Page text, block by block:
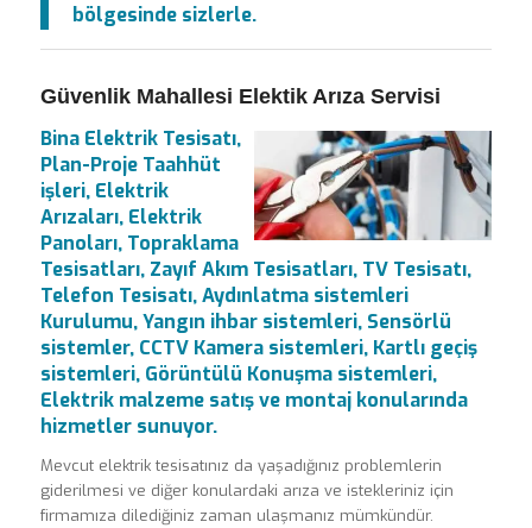
bölgesinde sizlerle.
Güvenlik Mahallesi Elektik Arıza Servisi
Bina Elektrik Tesisatı,
Plan-Proje Taahhüt
işleri, Elektrik
Arızaları, Elektrik
Panoları, Topraklama
Tesisatları, Zayıf Akım Tesisatları, TV Tesisatı,
Telefon Tesisatı, Aydınlatma sistemleri
Kurulumu, Yangın ihbar sistemleri, Sensörlü
sistemler, CCTV Kamera sistemleri, Kartlı geçiş
sistemleri, Görüntülü Konuşma sistemleri,
Elektrik malzeme satış ve montaj konularında
hizmetler sunuyor.
Mevcut elektrik tesisatınız da yaşadığınız problemlerin
giderilmesi ve diğer konulardaki arıza ve istekleriniz için
firmamıza dilediğiniz zaman ulaşmanız mümkündür.